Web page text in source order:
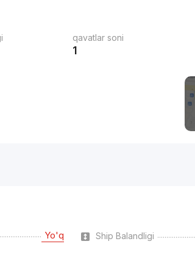
qavatlar soni
1
Yo'q Ship Balandligi